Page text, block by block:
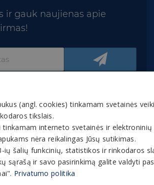
ir gauk naujienas apie
Interneto tinklapio turinys,
vaizdinę medžiagą, grafinį
prekių ženklus ir kt., yra bendrovės
Interneto tinklapyje esančią
(angl. cookies) tinkamam svetainės
tikslais.
interneto svetainės ir elektroninių
nėra reikalingas Jūsų sutikimas.
ių šalių funkcinių, statistikos ir rinkodaros
sąrašą ir savo pasirinkimą galite valdyti
Privatumo politika